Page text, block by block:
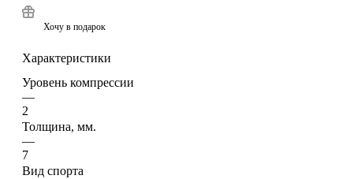
Хочу в подарок
Характеристики
Уровень компрессии
—
2
Толщина, мм.
—
7
Вид спорта